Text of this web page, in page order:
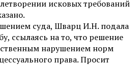
исковых требований
суда, Шварц И.Н. подала
ссылаясь на то, что решение
нарушением норм
права. Просит